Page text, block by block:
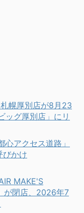
札幌厚別店が8月23
ッグ厚別店」にリ
アクセス道路」
びかけ
MAKE'S
が閉店、2026年7